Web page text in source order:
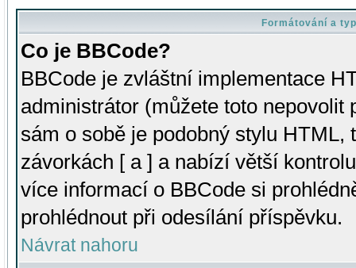
Formátování a
Co je BBCode?
BBCode je zvláštní implementace
administrátor (můžete toto
sám o sobě je podobný stylu HTML,
závorkách [ a ] a nabízí větší
více informací o BBCode si
prohlédnout při odesílání příspěvku.
Návrat nahoru